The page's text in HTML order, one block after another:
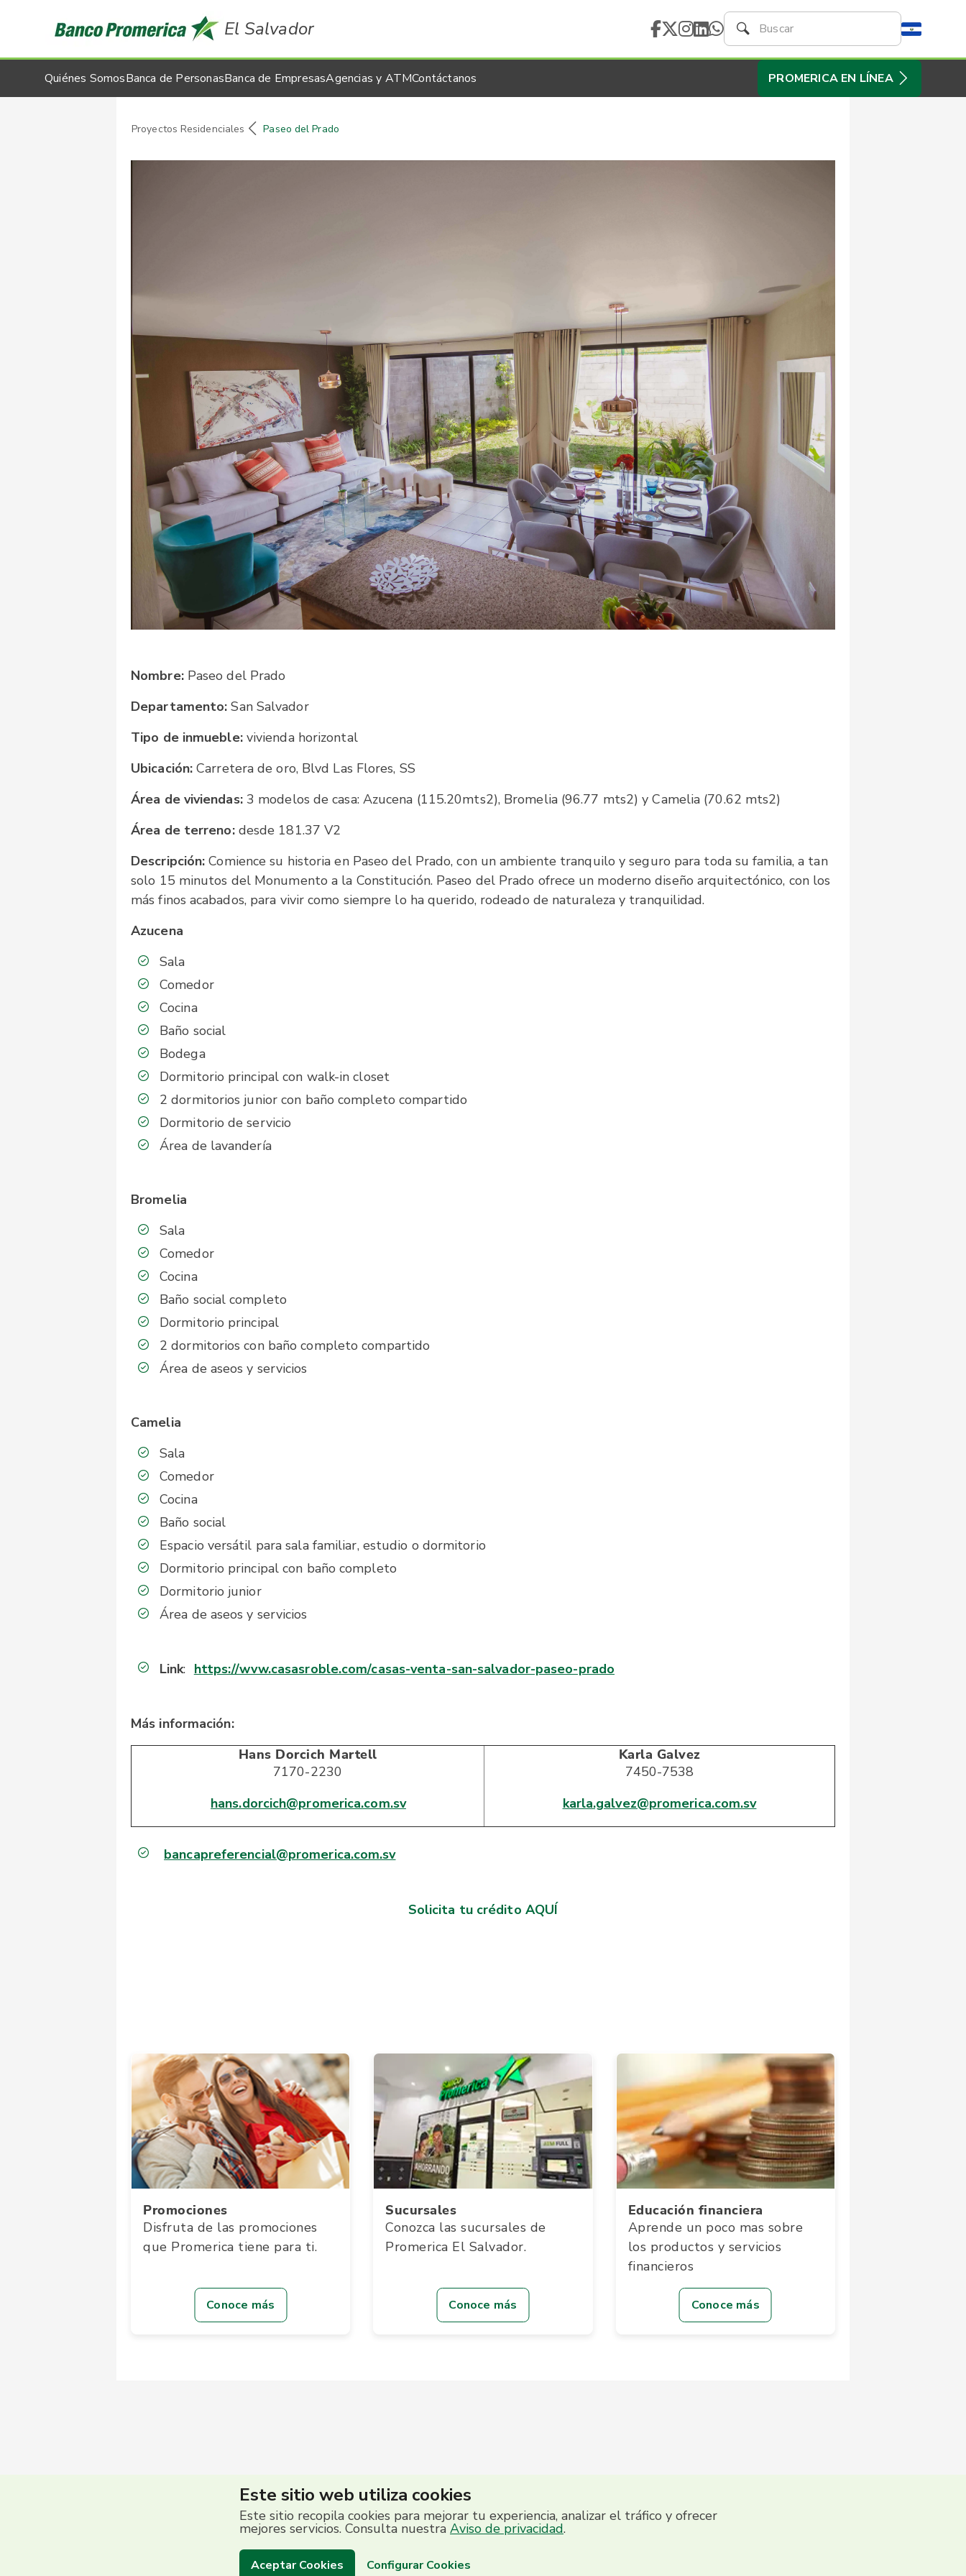
El Salvador
Quiénes SomosBanca de PersonasBanca de EmpresasAgencias y ATMContáctanos PROMERICA EN LÍNEA
Paseo del Prado
Proyectos Residenciales
Nombre: Paseo del Prado
Departamento: San Salvador
Tipo de inmueble:vivienda horizontal
Ubicación:Carretera de oro, Blvd Las Flores, SS
Área de viviendas: 3 modelos de casa: Azucena (115.20mts2), Bromelia (96.77 mts2) y Camelia (70.62 mts2)
Área de terreno: desde 181.37 V2
Descripción:Comience su historia en Paseo del Prado, con un ambiente tranquilo y seguro para toda su familia, a tan
solo 15 minutos del Monumento a la Constitución. Paseo del Prado ofrece un moderno diseño arquitectónico, con los
más finos acabados, para vivir como siempre lo ha querido, rodeado de naturaleza y tranquilidad.
Azucena
Sala
Comedor
Cocina
Baño social
Bodega
Dormitorio principal con walk-in closet
2 dormitorios junior con baño completo compartido
Dormitorio de servicio
Área de lavandería
Bromelia
Sala
Comedor
Cocina
Baño social completo
Dormitorio principal
2 dormitorios con baño completo compartido
Área de aseos y servicios
Camelia
Sala
Comedor
Cocina
Baño social
Espacio versátil para sala familiar, estudio o dormitorio
Dormitorio principal con baño completo
Dormitorio junior
Área de aseos y servicios
Link: https://wvw.casasroble.com/casas-venta-san-salvador-paseo-prado
Más información:
Hans Dorcich Martell
7170-2230
hans.dorcich@promerica.com.sv
Karla Galvez
7450-7538
karla.galvez@promerica.com.sv
bancapreferencial@promerica.com.sv
Solicita tu crédito AQUÍ
Promociones
Disfruta de las promociones
que Promerica tiene para ti.
Conoce más
Sucursales
Conozca las sucursales de
Promerica El Salvador.
Conoce más
Educación financiera
Aprende un poco mas sobre
los productos y servicios
financieros
Conoce más
Este sitio web utiliza cookies
Este sitio recopila cookies para mejorar tu experiencia, analizar el tráfico y ofrecer
mejores servicios. Consulta nuestra Aviso de privacidad.
Aceptar Cookies Configurar Cookies